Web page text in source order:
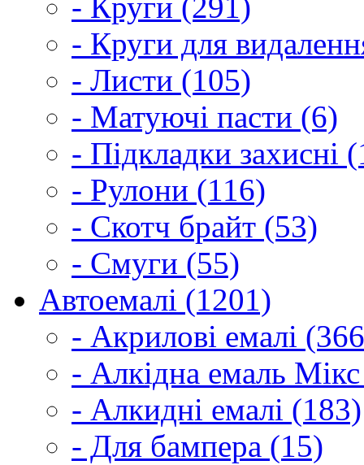
- Круги для
- Листи (105)
- Матуючі пасти (6)
- Підкладки захисні
- Рулони (116)
- Скотч брайт (53)
- Смуги (55)
Автоемалі (1201)
- Акрилові емалі
- Алкідна емаль
- Алкидні емалі (183)
- Для бампера (15)